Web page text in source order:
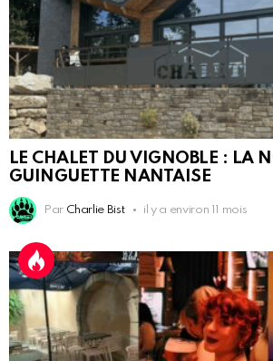
LE CHALET DU VIGNOBLE : LA
GUINGUETTE NANTAISE
Par Charlie Bist il y a environ 11 mois